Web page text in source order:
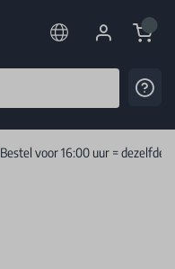
Cart
Bestel voor 16:00 uur = dezelfde